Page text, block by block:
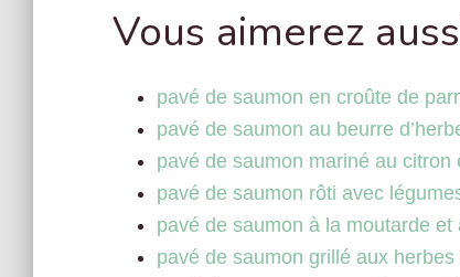
Vous aimerez
pavé de saumon en croûte de
pavé de saumon au beurre
pavé de saumon mariné au
pavé de saumon rôti avec
pavé de saumon à la moutarde et
pavé de saumon grillé aux